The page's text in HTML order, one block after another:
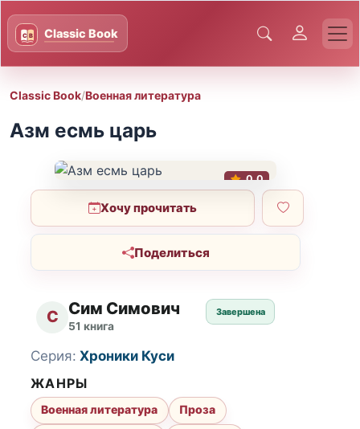
Classic Book/Военная литература
Азм есмь царь
0.0
Хочу прочитать
Поделиться
С Сим Симович
51 книга
Завершена
Серия: Хроники Куси
ЖАНРЫ
Военная литература
Проза